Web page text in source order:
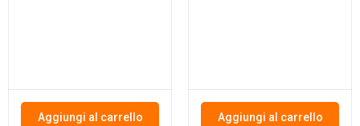
Aggiungi al carrello Aggiungi al carrello